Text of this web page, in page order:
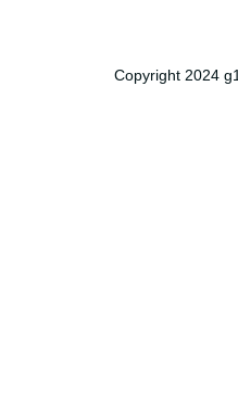
Copyright 2024